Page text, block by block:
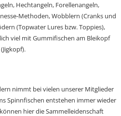
Hechtangeln, Forellenangeln,
Methoden, Wobblern (Cranks und
(Topwater Lures bzw. Toppies),
viel mit Gummifischen am Bleikopf
(Jigkopf).
nimmt bei vielen unserer Mitglieder
Spinnfischen entstehen immer wieder
hier die Sammelleidenschaft